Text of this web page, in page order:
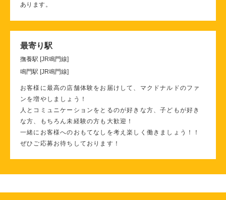
あります。
最寄り駅
撫養駅 [JR鳴門線]
鳴門駅 [JR鳴門線]
お客様に最高の店舗体験をお届けして、マクドナルドのファ
ンを増やしましょう！
人とコミュニケーションをとるのが好きな方、子どもが好き
な方、もちろん未経験の方も大歓迎！
一緒にお客様へのおもてなしを考え楽しく働きましょう！！
ぜひご応募お待ちしております！